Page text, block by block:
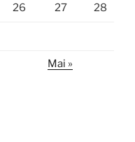
26 27 28
Mai »